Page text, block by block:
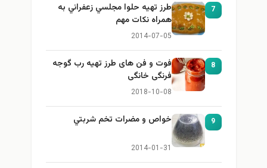
7
طرز تهيه حلوا مجلسي زعفراني به
همراه نكات مهم
2014-07-05
8
فوت و فن های طرز تهیه رب گوجه
فرنگی خانگی
2018-10-08
9 خواص و مضرات تخم شربتي
2014-01-31